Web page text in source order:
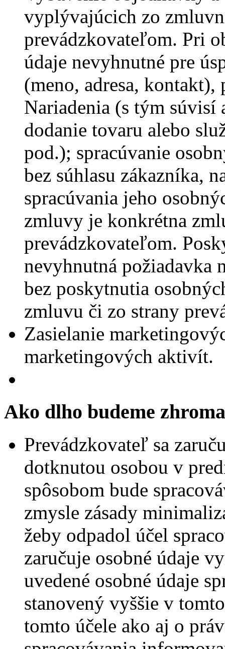
vyplývajúcich zo
prevádzkovateľom. Pri
údaje nevyhnutné pre
(meno, adresa,
Nariadenia (s tým súvisí
dodanie tovaru alebo
pod.); spracúvanie
bez súhlasu zákazníka,
spracúvania jeho
zmluvy je konkrétna
prevádzkovateľom.
nevyhnutná požiadavka
bez poskytnutia
zmluvu či zo strany
Zasielanie
marketingových aktivít.
Ako dlho budeme
Prevádzkovateľ sa
dotknutou osobou v
spôsobom bude
zmysle zásady
žeby odpadol účel
zaručuje osobné údaje
uvedené osobné údaje
stanovený vyššie v
tomto účele ako aj o